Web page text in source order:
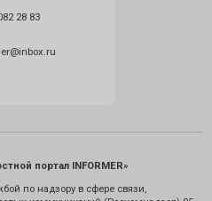
28 83
портал INFORMER»
по надзору в сфере связи,